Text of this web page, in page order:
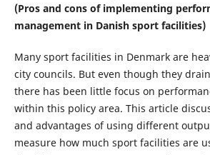
(Pros and cons of implementing
management in Danish sport facilities)
Many sport facilities in Denmark are
city councils. But even though they
there has been little focus on
within this policy area. This article
and advantages of using different
measure how much sport facilities are